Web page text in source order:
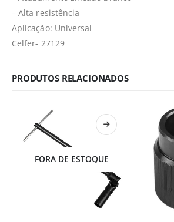
– Alta resistência
Aplicação: Universal
Celfer- 27129
PRODUTOS RELACIONADOS
FORA DE ESTOQUE